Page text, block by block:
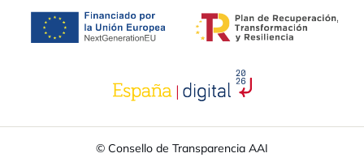
opens in a new tab opens in a new
opens in a new tab
© Consello de Transparencia AAI